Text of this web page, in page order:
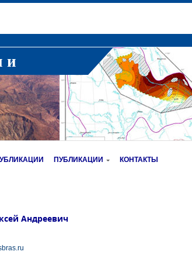
и
ПУБЛИКАЦИИ КОНТАКТЫ
Андреевич